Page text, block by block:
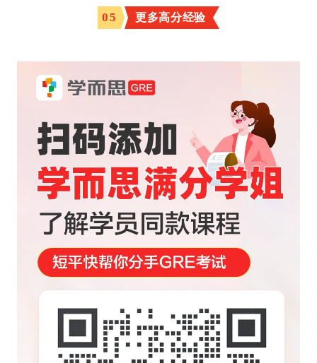
05 更多高分经验